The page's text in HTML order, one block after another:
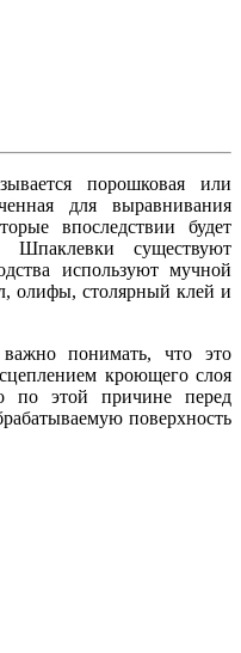
порошковая или
для выравнивания
впоследствии будет
Шпаклевки существуют
используют мучной
олифы, столярный клей и
понимать, что это
кроющего слоя
по этой причине перед
поверхность